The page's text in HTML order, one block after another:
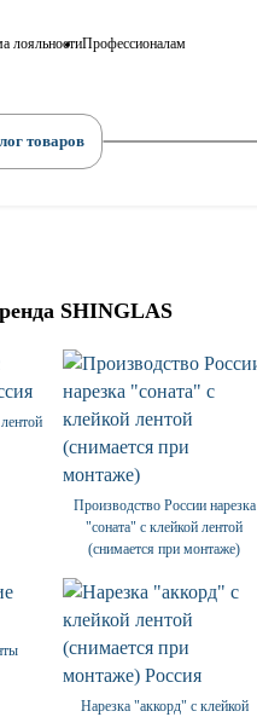
лояльностиПрофессионалам
товаров
SHINGLAS
Производство России нарезка
"соната" с клейкой лентой
(снимается при монтаже)
Нарезка "аккорд" с клейкой